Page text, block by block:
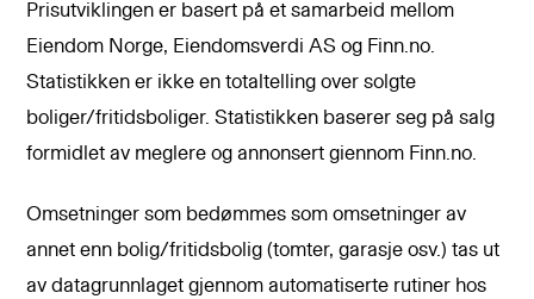
Prisutviklingen er basert på et samarbeid mellom
Eiendom Norge, Eiendomsverdi AS og Finn.no.
Statistikken er ikke en totaltelling over solgte
boliger/fritidsboliger. Statistikken baserer seg på salg
formidlet av meglere og annonsert giennom Finn.no.
Omsetninger som bedømmes som omsetninger av
annet enn bolig/fritidsbolig (tomter, garasje osv.) tas ut
av datagrunnlaget gjennom automatiserte rutiner hos